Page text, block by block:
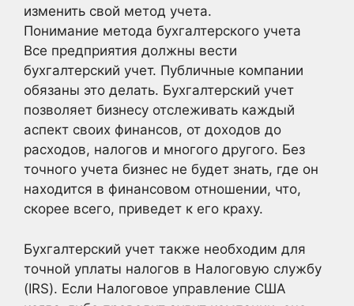
изменить свой метод учета.
Понимание метода бухгалтерского учета
Все предприятия должны вести
бухгалтерский учет. Публичные компании
обязаны это делать. Бухгалтерский учет
позволяет бизнесу отслеживать каждый
аспект своих финансов, от доходов до
расходов, налогов и многого другого. Без
точного учета бизнес не будет знать, где он
находится в финансовом отношении, что,
скорее всего, приведет к его краху.
Бухгалтерский учет также необходим для
точной уплаты налогов в Налоговую службу
(IRS). Если Налоговое управление США